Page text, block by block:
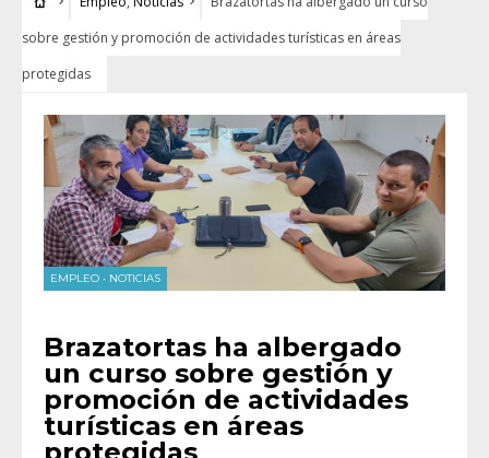
sobre gestión y promoción de actividades turísticas en áreas
protegidas
EMPLEO • NOTICIAS
Brazatortas ha albergado
un curso sobre gestión y
promoción de actividades
turísticas en áreas